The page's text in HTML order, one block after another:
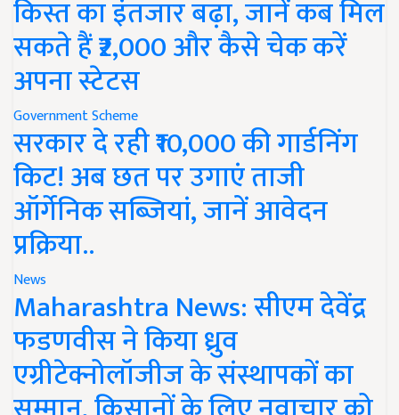
किस्त का इंतजार बढ़ा, जानें कब मिल
सकते हैं ₹2,000 और कैसे चेक करें
अपना स्टेटस
Government Scheme
सरकार दे रही ₹10,000 की गार्डनिंग
किट! अब छत पर उगाएं ताजी
ऑर्गेनिक सब्जियां, जानें आवेदन
प्रक्रिया..
News
Maharashtra News: सीएम देवेंद्र
फडणवीस ने किया ध्रुव
एग्रीटेक्नोलॉजीज के संस्थापकों का